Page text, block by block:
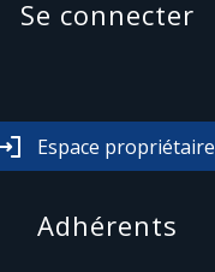
Se connecter
Espace propriétaire
Adhérents